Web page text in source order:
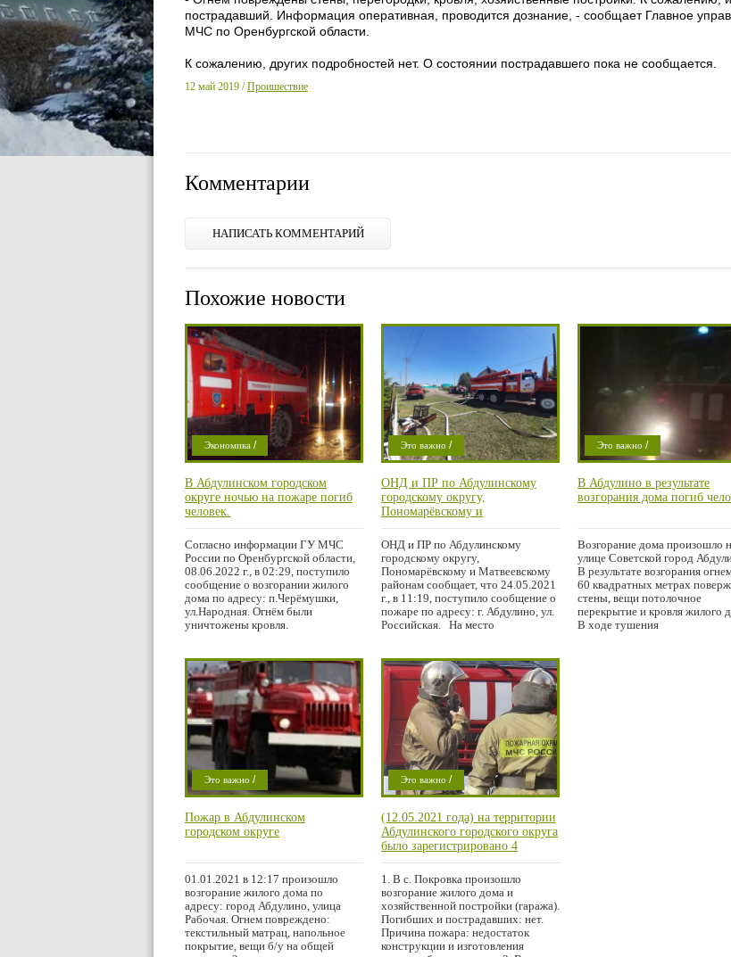
пострадавший. Информация оперативная, проводится дознание, - сообщает Главное
МЧС по Оренбургской области.
К сожалению, других подробностей нет. О состоянии пострадавшего пока не сообщается.
12 май 2019 / Проишествие
Комментарии
НАПИСАТЬ КОММЕНТАРИЙ
Похожие новости
Экономика/
Криминал/
Мысли в слух/
Проишествие/
Город
В Абдулинском городском
округе ночью на пожаре погиб
человек.
Согласно информации ГУ МЧС
России по Оренбургской области,
08.06.2022 г., в 02:29, поступило
сообщение о возгорании жилого
дома по адресу: п.Черёмушки,
ул.Народная. Огнём были
уничтожены кровля.
Это важно /
Криминал/
Мысли в слух/
Проишествие/
Город
ОНД и ПР по Абдулинскому
городскому округу,
Пономарёвскому и
Матвеевскому районам сообщает
ОНД и ПР по Абдулинскому
городскому округу,
Пономарёвскому и Матвеевскому
районам сообщает, что 24.05.2021
г., в 11:19, поступило сообщение о
пожаре по адресу: г. Абдулино, ул.
Российская. На место
Это важно /
Криминал/
Проишествие/
Город
В Абдулино в результате
возгорания дома погиб
Возгорание дома произошло
улице Советской город
В результате возгорания
60 квадратных метрах
стены, вещи потолочное
перекрытие и кровля жилого
В ходе тушения
Это важно /
Проишествие
Пожар в Абдулинском
городском округе
01.01.2021 в 12:17 произошло
возгорание жилого дома по
адресу: город Абдулино, улица
Рабочая. Огнем повреждено:
текстильный матрац, напольное
покрытие, вещи б/у на общей
Это важно /
Криминал/
Проишествие/
Город/Область
(12.05.2021 года) на территории
Абдулинского городского округа
было зарегистрировано 4
пожара
1. В с. Покровка произошло
возгорание жилого дома и
хозяйственной постройки (гаража).
Погибших и пострадавших: нет.
Причина пожара: недостаток
конструкции и изготовления